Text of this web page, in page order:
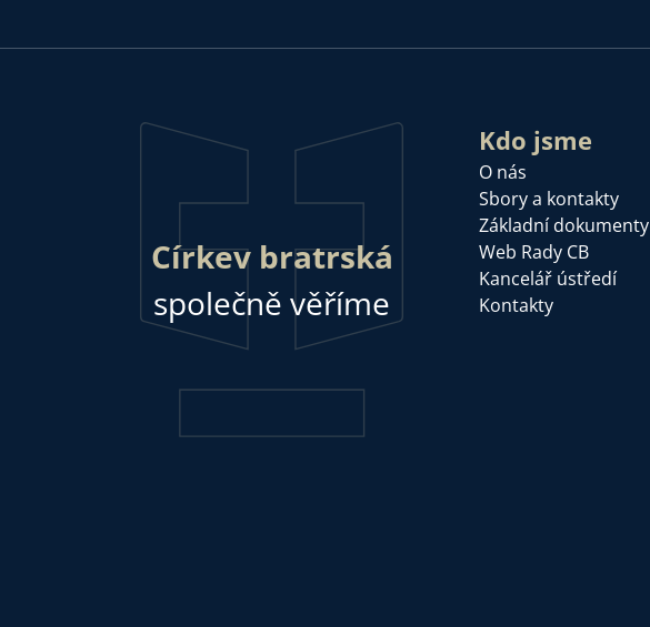
Církev bratrská
společně věříme
Kdo jsme
O nás
Sbory a kontakty
Základní dokumenty
Web Rady CB
Kancelář ústředí
Kontakty